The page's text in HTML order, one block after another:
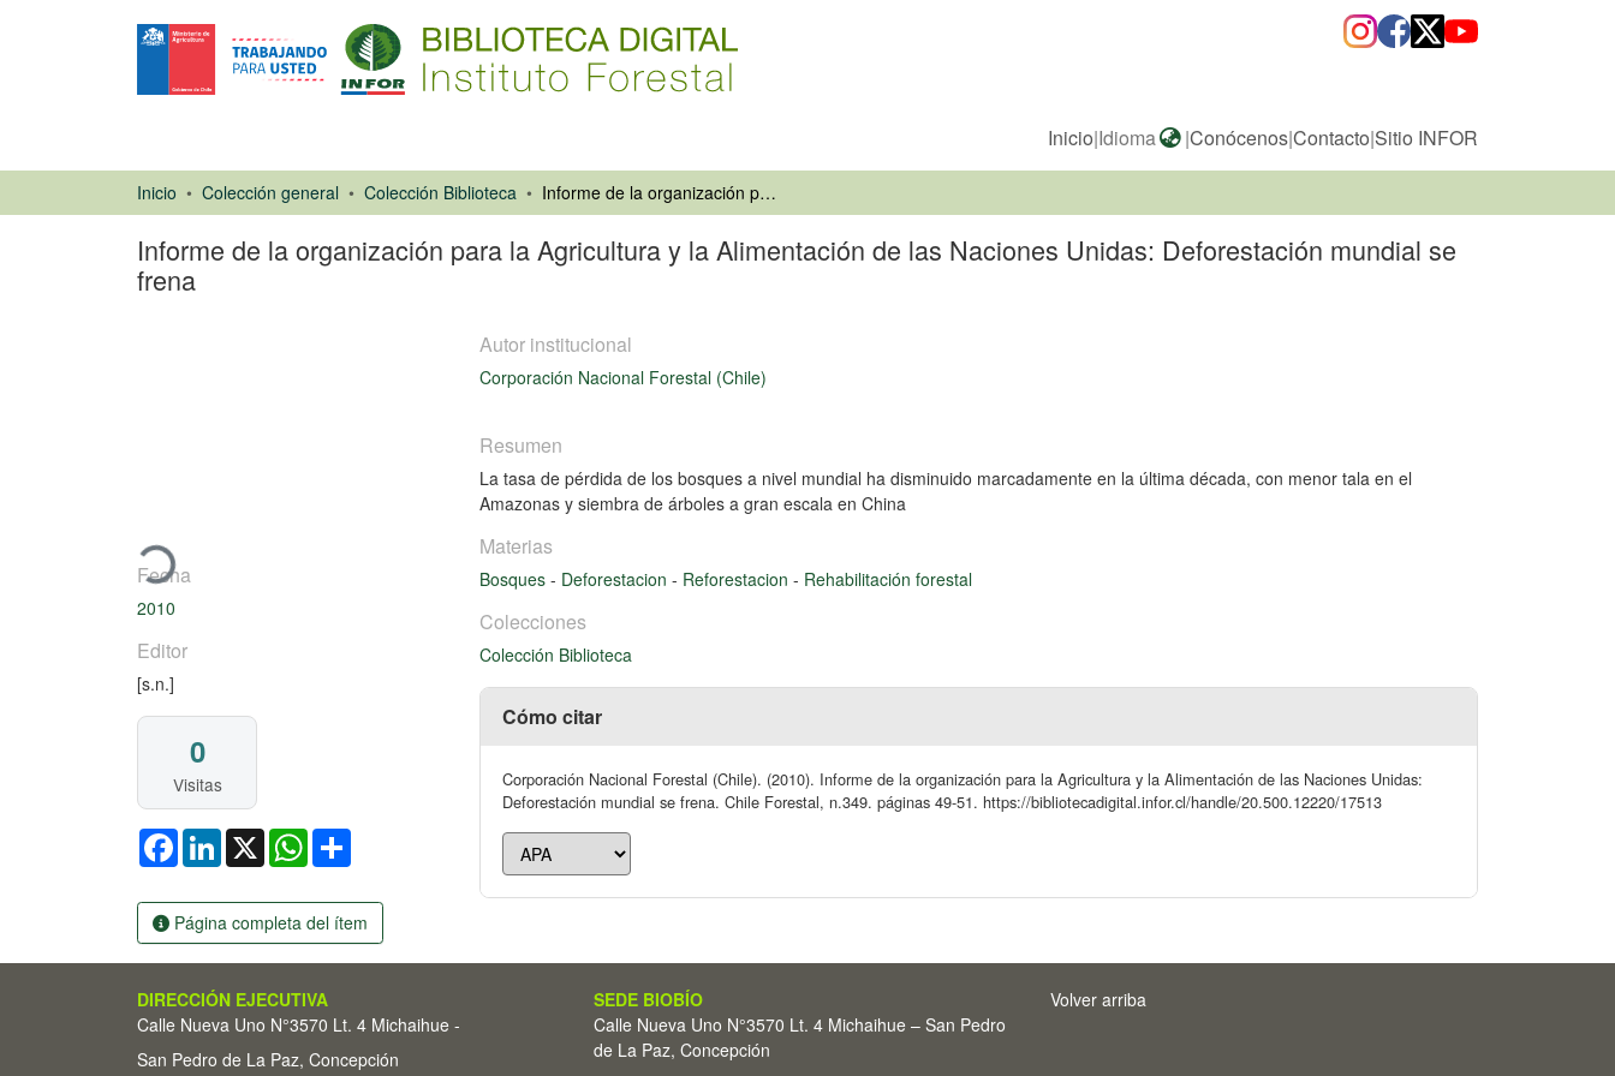
Inicio|Idioma |Conócenos|Contacto|Sitio INFOR
Inicio Colección general Colección Biblioteca Informe de la organización para la Agricultura y la Alimentación de las Naciones Unidas: Deforestación mundial se frena
Informe de la organización para la Agricultura y la Alimentación de las Naciones Unidas: Deforestación mundial se
frena
Cargando...
Fecha
2010
Editor
[s.n.]
0
Visitas
FacebookLinkedIn
X WhatsApp
Página completa del ítem
Autor institucional
Corporación Nacional Forestal (Chile)
Resumen
La tasa de pérdida de los bosques a nivel mundial ha disminuido marcadamente en la última década, con menor tala en el
Amazonas y siembra de árboles a gran escala en China
Materias
Bosques - Deforestacion - Reforestacion - Rehabilitación forestal
Colecciones
Colección Biblioteca
Cómo citar
Corporación Nacional Forestal (Chile). (2010). Informe de la organización para la Agricultura y la Alimentación de las Naciones Unidas:
Deforestación mundial se frena. Chile Forestal, n.349. páginas 49-51. https://bibliotecadigital.infor.cl/handle/20.500.12220/17513
DIRECCIÓN EJECUTIVA
Calle Nueva Uno N°3570 Lt. 4 Michaihue -
San Pedro de La Paz, Concepción
SEDE BIOBÍO
Calle Nueva Uno N°3570 Lt. 4 Michaihue – San Pedro
de La Paz, Concepción
Volver arriba